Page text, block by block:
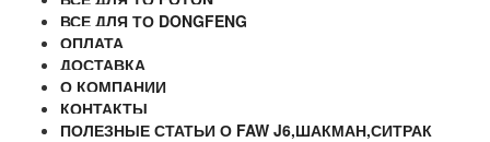
ВСЕ ДЛЯ ТО DONGFENG
ОПЛАТА
ДОСТАВКА
О КОМПАНИИ
КОНТАКТЫ
ПОЛЕЗНЫЕ СТАТЬИ О FAW J6,ШАКМАН,СИТРАК